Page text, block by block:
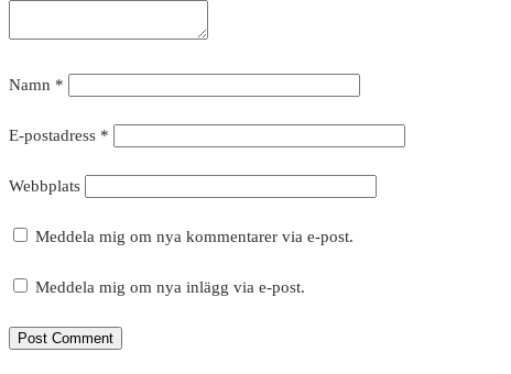
Namn *
E-postadress *
Webbplats
Meddela mig om nya kommentarer via e-post.
Meddela mig om nya inlägg via e-post.